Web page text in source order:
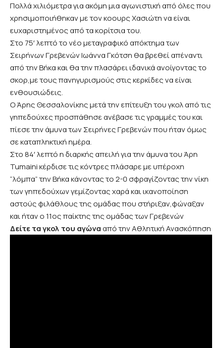
Πολλά χιλιόμετρα για ακόμη μια αγωνιστική από όλες που
χρησιμοποιήθηκαν με τον κοουρς Χασιώτη να είναι
ευχαριστημένος από τα κορίτσια του.
Στο 75′ λεπτό το νέο μεταγραφικό απόκτημα των
Σειρήνων Γρεβενών Ιωάννα Γκότση θα βρεθεί απέναντι
από την Βήκα και θα την πλασάρει ιδανικά ανοίγοντας το
σκορ,με τους πανηγυρισμούς στις κερκίδες να είναι
ενθουσιώδεις.
Ο Άρης Θεσσαλονίκης μετά την επίτευξη του γκολ από τις
γηπεδούχες προσπάθησε ανέβασε τις γραμμές του και
πίεσε την άμυνα των Σειρήνες Γρεβενών που ήταν όμως
σε καταπληκτική ημέρα.
Στο 84′ λεπτό η διαρκής απειλή για την άμυνα του Άρη
Tumaini κέρδισε τις κόντρες πλάσαρε με υπέροχη
“λόμπα” την Βήκα κάνοντας το 2-0 σφραγίζοντας την νίκη
των γηπεδούχων γεμίζοντας χαρά και ικανοποίηση
αστούς φιλάθλους της ομάδας που στήριξαν,φώναξαν
και ήταν ο 11ος παίκτης της ομάδας των Γρεβενών
Δείτε τα γκολ του αγώνααπό την Αθλητική Ανασκόπηση